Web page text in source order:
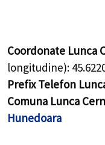
Coordonate Lunca
longitudine):
Prefix Telefon
Comuna Lunca
Hunedoara